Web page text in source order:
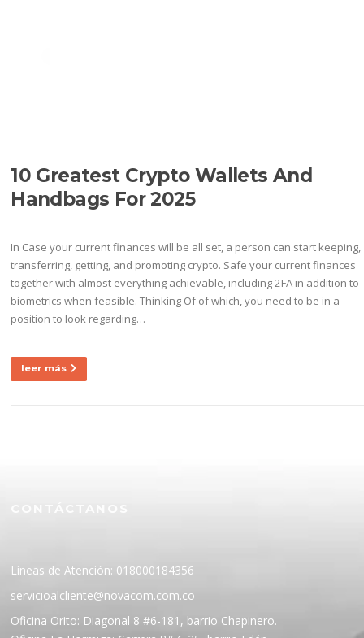
10 Greatest Crypto Wallets And
Handbags For 2025
In Case your current finances will be all set, a person can start keeping,
transferring, getting, and promoting crypto. Safe your current finances
together with almost everything achievable, including 2FA in addition to
biometrics when feasible. Thinking Of of which, you need to be in a
position to look regarding…
leer más
Líneas de Atención: 018000184356
servicioalcliente@novacom.com.co
Oficina Orito: Diagonal 8 #6-181, barrio Chapinero.